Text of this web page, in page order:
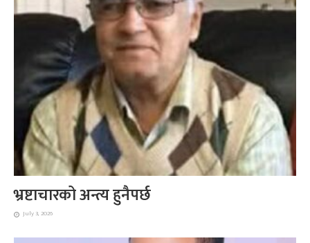
भ्रष्टाचारको अन्त्य हुनैपर्छ
July 3, 2026